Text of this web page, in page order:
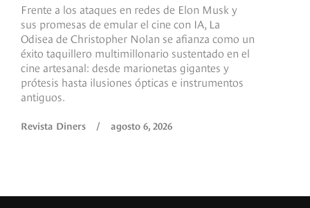
Frente a los ataques en redes de Elon Musk y
sus promesas de emular el cine con IA, La
Odisea de Christopher Nolan se afianza como un
éxito taquillero multimillonario sustentado en el
cine artesanal: desde marionetas gigantes y
prótesis hasta ilusiones ópticas e instrumentos
antiguos.
Revista Diners / agosto 6, 2026